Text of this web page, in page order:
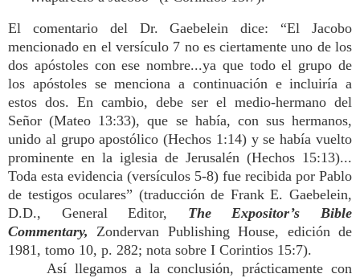
El comentario del Dr. Gaebelein dice: “El Jacobo
mencionado en el versículo 7 no es ciertamente uno de los
dos apóstoles con ese nombre...ya que todo el grupo de
los apóstoles se menciona a continuación e incluiría a
estos dos. En cambio, debe ser el medio-hermano del
Señor (Mateo 13:33), que se había, con sus hermanos,
unido al grupo apostólico (Hechos 1:14) y se había vuelto
prominente en la iglesia de Jerusalén (Hechos 15:13)...
Toda esta evidencia (versículos 5-8) fue recibida por Pablo
de testigos oculares” (traducción de Frank E. Gaebelein,
D.D., General Editor, The Expositor’s Bible
Commentary, Zondervan Publishing House, edición de
1981, tomo 10, p. 282; nota sobre I Corintios 15:7).
Así llegamos a la conclusión, prácticamente con